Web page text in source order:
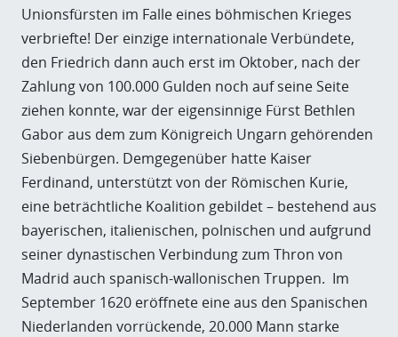
Unionsfürsten im Falle eines böhmischen Krieges
verbriefte! Der einzige internationale Verbündete,
den Friedrich dann auch erst im Oktober, nach der
Zahlung von 100.000 Gulden noch auf seine Seite
ziehen konnte, war der eigensinnige Fürst Bethlen
Gabor aus dem zum Königreich Ungarn gehörenden
Siebenbürgen. Demgegenüber hatte Kaiser
Ferdinand, unterstützt von der Römischen Kurie,
eine beträchtliche Koalition gebildet – bestehend aus
bayerischen, italienischen, polnischen und aufgrund
seiner dynastischen Verbindung zum Thron von
Madrid auch spanisch-wallonischen Truppen. Im
September 1620 eröffnete eine aus den Spanischen
Niederlanden vorrückende, 20.000 Mann starke